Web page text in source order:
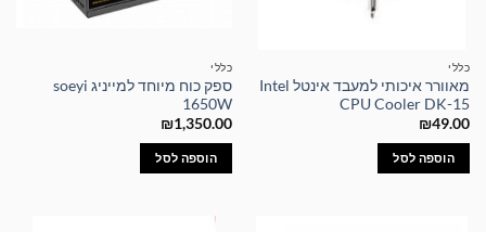
כללי
מאוורר איכותי למעבד אינטל Intel
CPU Cooler DK-15
₪49.00
הוספה לסל
כללי
ספק כוח מיוחד למייניג soeyi
1650W
₪1,350.00
הוספה לסל